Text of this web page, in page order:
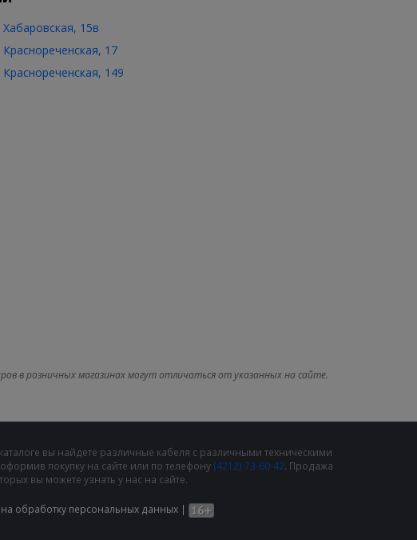
Хабаровская, 15в
Краснореченская, 17
Краснореченская, 149
в розничных магазинах могут отличаться от указанных на сайте.
вы найдете различные кабеля с различными техническими
покупку на сайте или по телефону (4212) 73-60-42. Продажа
вы можете узнать у нас на сайте.
на обработку персональных данных |